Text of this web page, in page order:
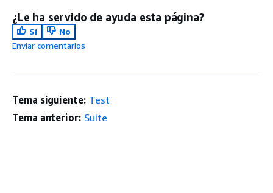
¿Le ha servido de ayuda esta página?
Sí
No
Enviar comentarios
Tema siguiente: Test
Tema anterior: Suite